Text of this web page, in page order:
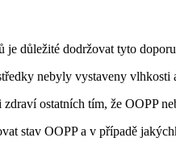
je důležité dodržovat tyto
nebyly vystaveny
ostatních tím, že OOPP
stav OOPP a v případě